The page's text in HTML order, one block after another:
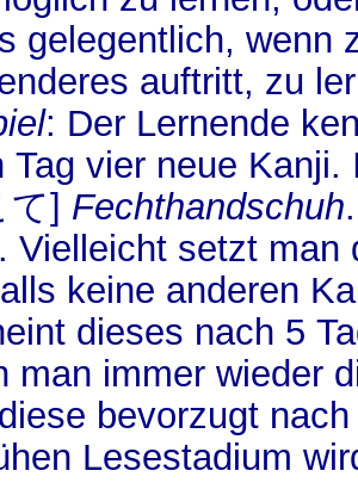
gelegentlich, wenn
auftritt, zu
: Der Lernende
Tag vier neue
て] Fechthandschuh
setzt man dieses
keine anderen
dieses nach 5
man immer wieder
bevorzugt
Lesestadium